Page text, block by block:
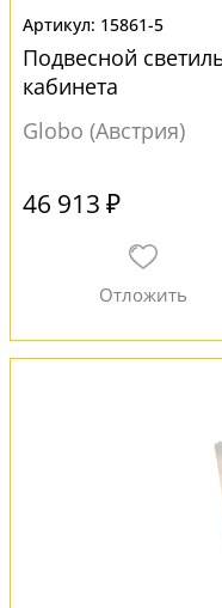
15861-5
Подвесной
кабинета
Globo (Австрия)
46 913 ₽